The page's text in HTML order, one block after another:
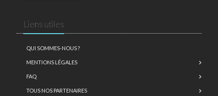
Liens utiles
QUI SOMMES-NOUS ?
MENTIONS LÉGALES
FAQ
TOUS NOS PARTENAIRES